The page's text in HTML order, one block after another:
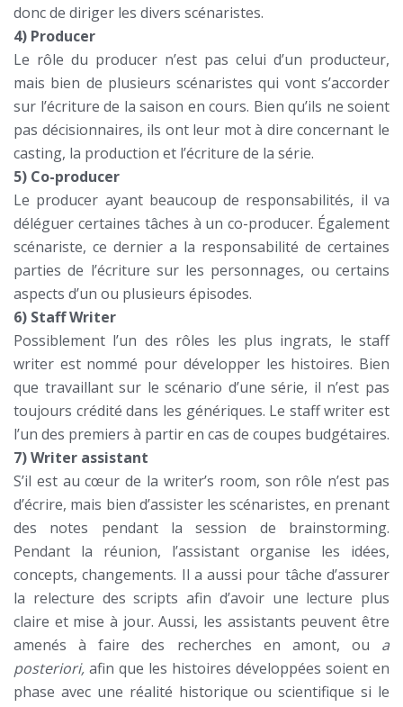
donc de diriger les divers scénaristes.
4) Producer
Le rôle du producer n’est pas celui d’un producteur,
mais bien de plusieurs scénaristes qui vont s’accorder
sur l’écriture de la saison en cours. Bien qu’ils ne soient
pas décisionnaires, ils ont leur mot à dire concernant le
casting, la production et l’écriture de la série.
5) Co-producer
Le producer ayant beaucoup de responsabilités, il va
déléguer certaines tâches à un co-producer. Également
scénariste, ce dernier a la responsabilité de certaines
parties de l’écriture sur les personnages, ou certains
aspects d’un ou plusieurs épisodes.
6) Staff Writer
Possiblement l’un des rôles les plus ingrats, le staff
writer est nommé pour développer les histoires. Bien
que travaillant sur le scénario d’une série, il n’est pas
toujours crédité dans les génériques. Le staff writer est
l’un des premiers à partir en cas de coupes budgétaires.
7) Writer assistant
S’il est au cœur de la writer’s room, son rôle n’est pas
d’écrire, mais bien d’assister les scénaristes, en prenant
des notes pendant la session de brainstorming.
Pendant la réunion, l’assistant organise les idées,
concepts, changements. Il a aussi pour tâche d’assurer
la relecture des scripts afin d’avoir une lecture plus
claire et mise à jour. Aussi, les assistants peuvent être
amenés à faire des recherches en amont, ou a
posteriori, afin que les histoires développées soient en
phase avec une réalité historique ou scientifique si le